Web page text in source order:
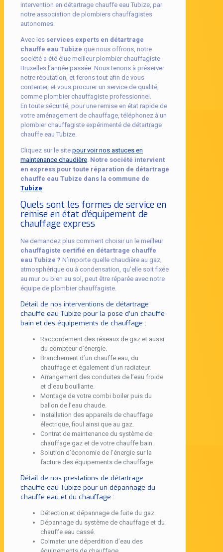
intervention en détartrage chauffe eau Tubize, par
notre association de plombiers chauffagistes
autonomes.
Avec les services experts en détartrage
chauffe eau Tubize que nous offrons, notre
société a été élue meilleur plombier chauffagiste
Bruxelles l’année passée. Nous tenons à préserver
notre réputation, et ferons tout afin de vous
contenter, et vous procurer un service de qualité,
comme plombier chauffagiste professionnel.
En toute sécurité, pour une remise en état rapide de
votre aménagement de chauffage, téléphonez à un
plombier chauffagiste expérimenté de détartrage
chauffe eau Tubize.
Cliquez sur le site pour voir nos astuces en
maintenance chaudière. Notre société intervient
en express pour toute réparation de détartrage
chauffe eau Tubize dans la commune de
Tubize.
Quels sont les formes de service en
remise en état d’équipement de
chauffage express
Ne demandez plus comment choisir un le meilleur
chauffagiste certifié en détartrage chauffe
eau Tubize ? N’importe quelle chaudière au gaz,
atmosphérique ou à condensation, qu’elle soit fixée
au mur ou bien au sol, peut être réparée avec notre
équipe de plombier chauffagiste.
Détail de nos interventions de détartrage
chauffe eau Tubize pour la pose d’un chauffe
bain et des équipements de chauffage :
Raccordement des réseaux de gaz et aussi
du compteur d’énergie.
Branchement d’un chauffe eau, du
chauffage et également d’un radiateur.
Arrangement des conduites de l’eau froide
et d’eau bouillante.
Montage de votre combi boiler puis du
ballon de l’eau chaude.
Installation des appareils de chauffage
électrique, fioul ainsi que au gaz.
Contrat de maintenance du système de
chauffage gaz et de votre chauffe bain.
Solution d’économie de l’énergie sur la
facture des équipements de chauffage.
Détail de nos prestations de détartrage
chauffe eau Tubize pour un dépannage du
chauffe eau et du chauffage :
Détection et dépannage de fuite du gaz.
Dépannage du système de chauffage et du
chauffe eau cassé.
Colmater une déperdition d’eau des